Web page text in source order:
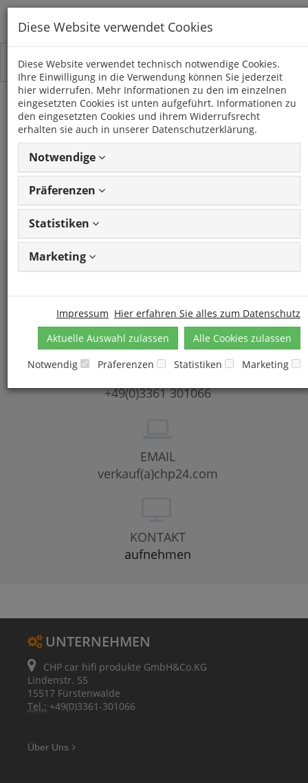
Toggle
navigation
Kategorien
TIIDA (C11)
(2004 - 2011)
1 Artikel
Wir sind für Sie da!
TECHSUPPORT per Telefon, Email oder
Kontaktformular
+49(0)3361 301066
EMAIL
verkauf(a)chp24.com
KONTAKT
aufnehmen
UNTERNEHMEN
CHP car hifi produkte GmbH&Co.KG
Lindenstr. 55
15517 Fürstenwalde
Tel.: +49(0)3361-301066
Über Uns
Diese Website verwendet Cookies
Diese Website verwendet technisch notwendige Cookies.
Ihre Einwilligung in die Verwendung können Sie jederzeit
hier widerrufen. Mehr Informationen zu den im einzelnen
eingesetzten Cookies ist unten aufgeführt. Informationen zu
den eingesetzten Cookies und ihrem Widerrufsrecht
erhalten sie auch in unserer Datenschutzerklärung.
Notwendige
Präferenzen
Statistiken
Marketing
Impressum Hier erfahren Sie alles zum Datenschutz
Aktuelle Auswahl zulassen
Alle Cookies zulassen
Notwendig
Präferenzen Statistiken Marketing